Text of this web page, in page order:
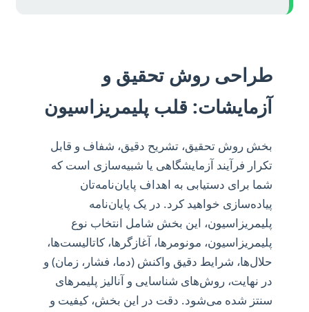
طراحی روش تحقیق و
آزمایشات: قلب پلیمریزاسیون
بخش روش تحقیق، تشریح دقیق، شفاف و قابل
تکرار فرآیند آزمایشگاهی یا شبیه‌سازی است که
شما برای دستیابی به اهداف پایان‌نامه‌تان
پیاده‌سازی خواهید کرد. در یک پایان‌نامه
پلیمریزاسیون، این بخش شامل انتخاب نوع
پلیمریزاسیون، مونومرها، آغازگرها، کاتالیست‌ها،
حلال‌ها، شرایط دقیق واکنش (دما، فشار، زمان) و
در نهایت، روش‌های شناسایی و آنالیز پلیمرهای
سنتز شده می‌شود. دقت در این بخش، کیفیت و